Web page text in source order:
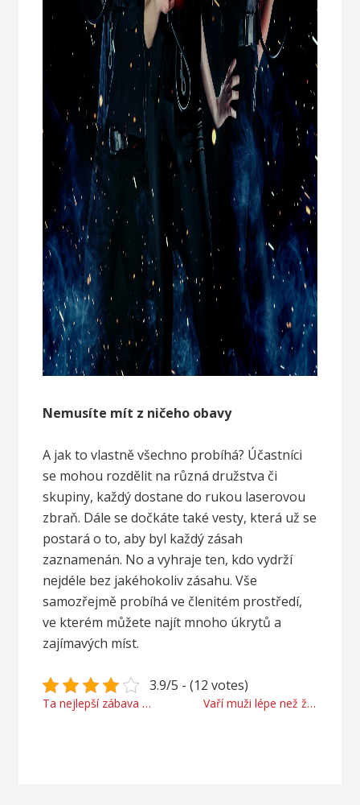
Nemusíte mít z ničeho obavy
A jak to vlastně všechno probíhá? Účastníci
se mohou rozdělit na různá družstva či
skupiny, každý dostane do rukou laserovou
zbraň. Dále se dočkáte také vesty, která už se
postará o to, aby byl každý zásah
zaznamenán. No a vyhraje ten, kdo vydrží
nejdéle bez jakéhokoliv zásahu. Vše
samozřejmě probíhá ve členitém prostředí,
ve kterém můžete najít mnoho úkrytů a
zajímavých míst.
3.9/5 - (12 votes)
Navigace
Ta nejlepší zábava pro Vaše děti Vaří muži lépe než ženy?